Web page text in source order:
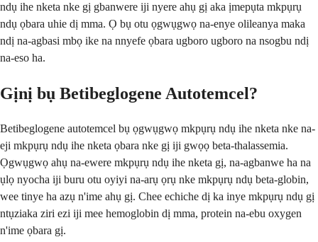
ndụ ihe nketa nke gị gbanwere iji nyere ahụ gị aka ịmepụta mkpụrụ
ndụ ọbara uhie dị mma. Ọ bụ otu ọgwụgwọ na-enye olileanya maka
ndị na-agbasi mbọ ike na nnyefe ọbara ugboro ugboro na nsogbu ndị
na-eso ha.
Gịnị bụ Betibeglogene Autotemcel?
Betibeglogene autotemcel bụ ọgwụgwọ mkpụrụ ndụ ihe nketa nke na-
eji mkpụrụ ndụ ihe nketa ọbara nke gị iji gwọọ beta-thalassemia.
Ọgwụgwọ ahụ na-ewere mkpụrụ ndụ ihe nketa gị, na-agbanwe ha na
ụlọ nyocha iji buru otu oyiyi na-arụ ọrụ nke mkpụrụ ndụ beta-globin,
wee tinye ha azụ n'ime ahụ gị. Chee echiche dị ka inye mkpụrụ ndụ gị
ntụziaka ziri ezi iji mee hemoglobin dị mma, protein na-ebu oxygen
n'ime ọbara gị.